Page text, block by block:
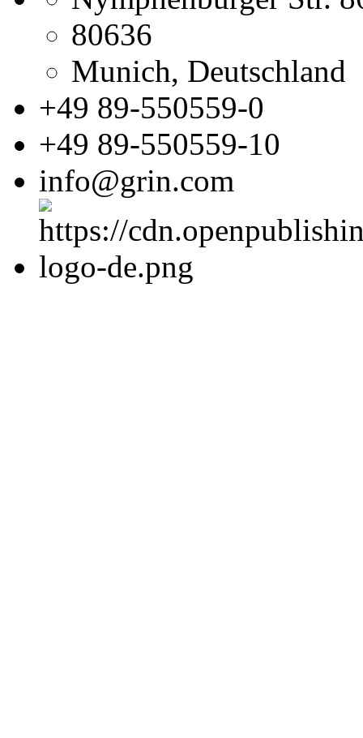
80636
Munich, Deutschland
+49 89-550559-0
+49 89-550559-10
info@grin.com